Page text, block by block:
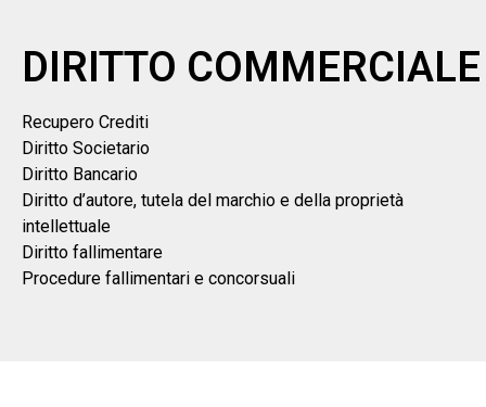
DIRITTO COMMERCIALE
Recupero Crediti
Diritto Societario
Diritto Bancario
Diritto d’autore, tutela del marchio e della proprietà
intellettuale
Diritto fallimentare
Procedure fallimentari e concorsuali